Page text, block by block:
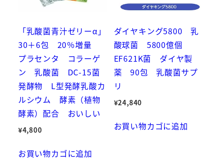
「乳酸菌青汁ゼリーα」
30＋6包 20％増量
プラセンタ コラーゲ
ン 乳酸菌 DC-15菌
発酵物 L型発酵乳酸カ
ルシウム 酵素（植物
酵素）配合 おいしい
¥4,800
お買い物カゴに追加
ダイヤキング5800 乳
酸球菌 5800億個
EF621K菌 ダイヤ製
薬 90包 乳酸菌サプ
リ
¥24,840
お買い物カゴに追加